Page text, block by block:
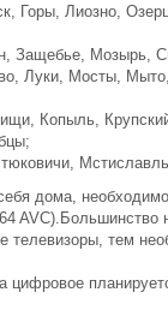
Горы, Лиозно,
Защебье, Мозырь,
Луки, Мосты,
Копыль,
дома,
AVC).Большинство
телевизоры, тем
цифровое